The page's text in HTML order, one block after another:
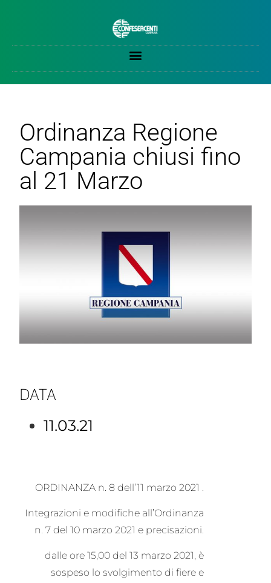
Ordinanza Regione
Campania chiusi fino
al 21 Marzo
DATA
11.03.21
ORDINANZA n. 8 dell’11 marzo 2021 .
Integrazioni e modifiche all’Ordinanza
n. 7 del 10 marzo 2021 e precisazioni.
dalle ore 15,00 del 13 marzo 2021, è
sospeso lo svolgimento di fiere e